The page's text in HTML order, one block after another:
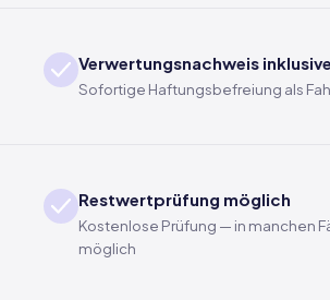
Verwertungsnachweis inklusive
Sofortige Haftungsbefreiung als
Restwertprüfung möglich
Kostenlose Prüfung — in manchen
möglich